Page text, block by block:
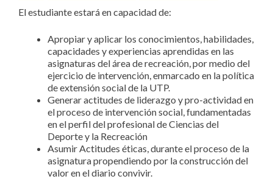
El estudiante estará en capacidad de:
Apropiar y aplicar los conocimientos, habilidades,
capacidades y experiencias aprendidas en las
asignaturas del área de recreación, por medio del
ejercicio de intervención, enmarcado en la política
de extensión social de la UTP.
Generar actitudes de liderazgo y pro-actividad en
el proceso de intervención social, fundamentadas
en el perfil del profesional de Ciencias del
Deporte y la Recreación
Asumir Actitudes éticas, durante el proceso de la
asignatura propendiendo por la construcción del
valor en el diario convivir.